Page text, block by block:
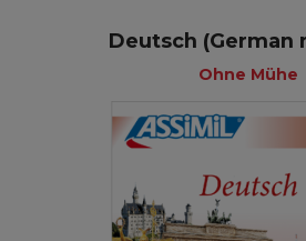
Deutsch (German
Ohne Mühe